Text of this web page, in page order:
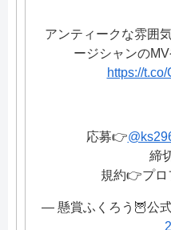
アンティークな雰囲
ージシャンの
https://
応募👉
締
規約👉プロ
— 懸賞ふくろう🦉公